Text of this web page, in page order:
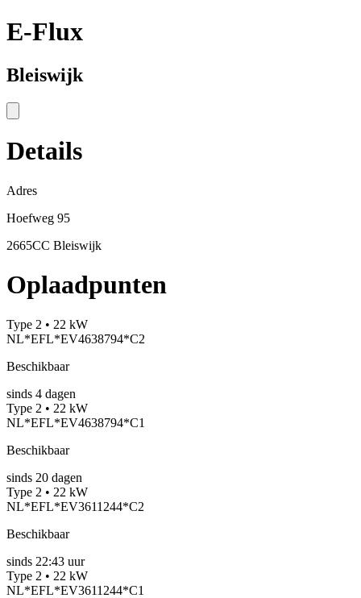
E-Flux
Bleiswijk
Details
Adres
Hoefweg 95
2665CC Bleiswijk
Oplaadpunten
Type 2 • 22 kW
NL*EFL*EV4638794*C2
Beschikbaar
sinds 4 dagen
Type 2 • 22 kW
NL*EFL*EV4638794*C1
Beschikbaar
sinds 20 dagen
Type 2 • 22 kW
NL*EFL*EV3611244*C2
Beschikbaar
sinds 22:43 uur
Type 2 • 22 kW
NL*EFL*EV3611244*C1